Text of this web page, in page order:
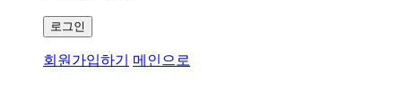
로그인
회원가입하기 메인으로